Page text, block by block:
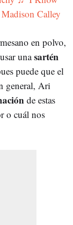
Calley
en polvo,
unasartén
puede que el
general, Ari
de estas
o cuál nos